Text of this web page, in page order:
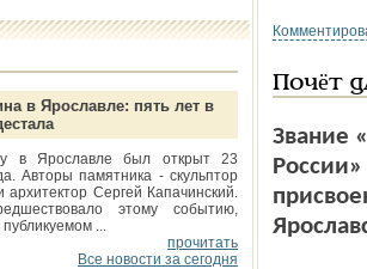
в Ярославле: пять лет в
в Ярославле был открыт 23
Авторы памятника - скульптор
архитектор Сергей Капачинский.
этому событию,
...
прочитать
Все новости за сегодня
Почёт
Звание